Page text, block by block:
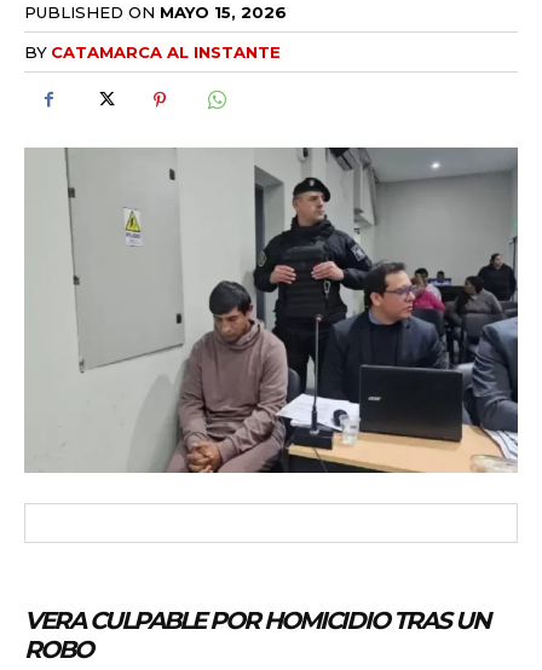
PUBLISHED ON MAYO 15, 2026
BY CATAMARCA AL INSTANTE
VERA CULPABLE POR HOMICIDIO TRAS UN
ROBO